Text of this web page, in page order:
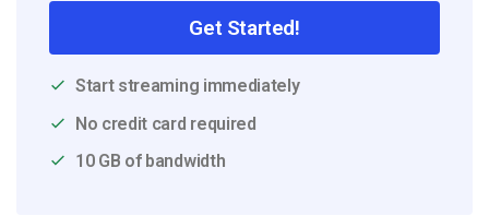
Get Started!
Start streaming immediately
No credit card required
10 GB of bandwidth